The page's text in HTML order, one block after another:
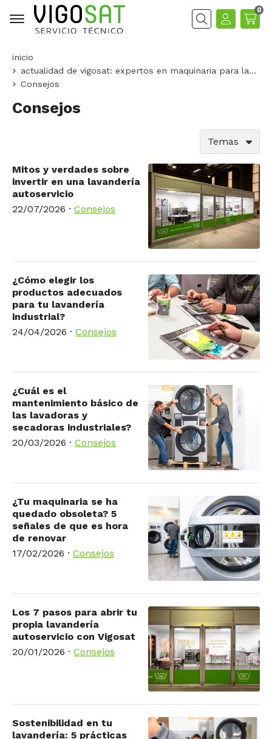
Buscar
0
inicio
actualidad de vigosat: expertos en maquinaria para lavanderías
Consejos
Consejos
Temas
Mitos y verdades sobre
invertir en una lavandería
autoservicio
22/07/2026 · Consejos
¿Cómo elegir los
productos adecuados
para tu lavandería
industrial?
24/04/2026 · Consejos
¿Cuál es el
mantenimiento básico de
las lavadoras y
secadoras industriales?
20/03/2026 · Consejos
¿Tu maquinaria se ha
quedado obsoleta? 5
señales de que es hora
de renovar
17/02/2026 · Consejos
Los 7 pasos para abrir tu
propia lavandería
autoservicio con Vigosat
20/01/2026 · Consejos
Sostenibilidad en tu
lavandería: 5 prácticas